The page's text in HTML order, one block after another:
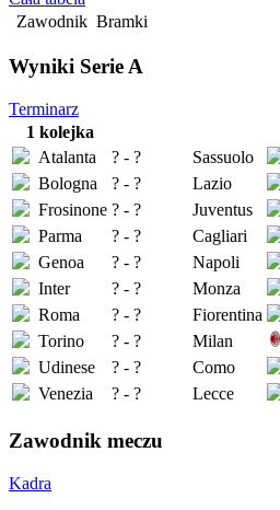
Zawodnik Bramki
Wyniki Serie A
Terminarz
1 kolejka
Atalanta
? - ?
Sassuolo
Bologna
? - ?
Lazio
Frosinone ? - ?
Juventus
Parma
? - ?
Cagliari
Genoa
? - ?
Napoli
Inter
? - ?
Monza
Roma
? - ?
Fiorentina
Torino
? - ?
Milan
Udinese
? - ?
Como
Venezia
? - ? Lecce
Zawodnik meczu
Kadra